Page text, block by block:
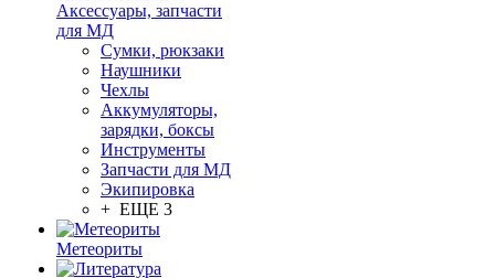
Аксессуары, запчасти
для МД
Сумки, рюкзаки
Наушники
Чехлы
Аккумуляторы,
зарядки, боксы
Инструменты
Запчасти для МД
Экипировка
+ ЕЩЕ 3
Метеориты